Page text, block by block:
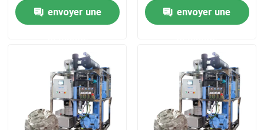
Le spectacle VR
À propos de nous
tubes automatisé
envoyer une
de qualité alimentaire
en ventes et
performances
envoyer une